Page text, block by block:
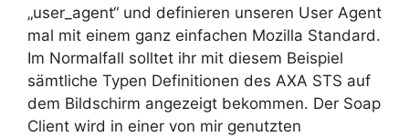
„user_agent“ und definieren unseren User Agent
mal mit einem ganz einfachen Mozilla Standard.
Im Normalfall solltet ihr mit diesem Beispiel
sämtliche Typen Definitionen des AXA STS auf
dem Bildschirm angezeigt bekommen. Der Soap
Client wird in einer von mir genutzten